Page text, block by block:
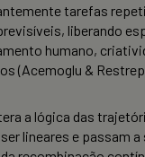
tarefas
liberando
humano,
(Acemoglu &
a lógica das
lineares e passam